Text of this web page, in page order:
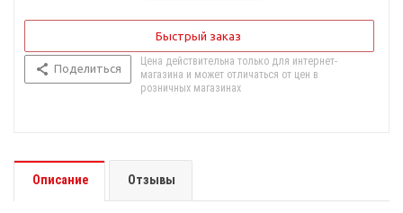
Быстрый заказ
Поделиться
Цена действительна только для интернет-
магазина и может отличаться от цен в
розничных магазинах
Описание Отзывы